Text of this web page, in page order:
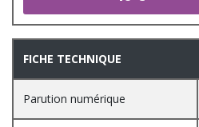
FICHE TECHNIQUE
Parution numérique